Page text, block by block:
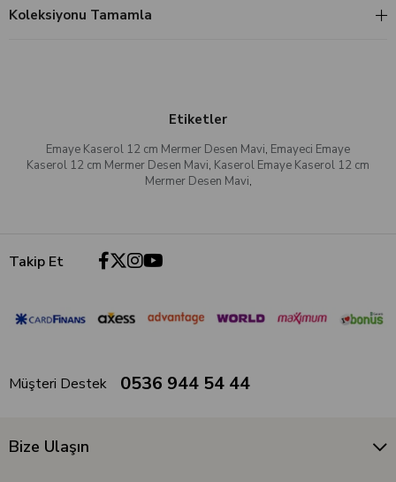
Koleksiyonu Tamamla
Etiketler
Emaye Kaserol 12 cm Mermer Desen Mavi, Emayeci Emaye
Kaserol 12 cm Mermer Desen Mavi, Kaserol Emaye Kaserol 12 cm
Mermer Desen Mavi,
Takip Et
Müşteri Destek 0536 944 54 44
Bize Ulaşın